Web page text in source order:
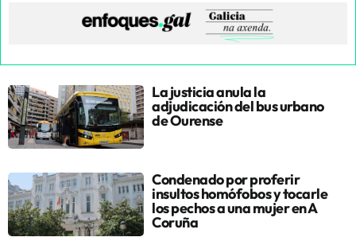
La justicia anula la
adjudicación del bus urbano
de Ourense
Condenado por proferir
insultos homófobos y tocarle
los pechos a una mujer en A
Coruña